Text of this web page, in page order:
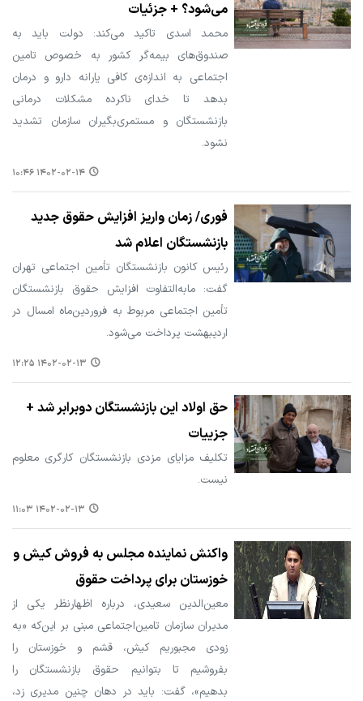
می‌شود؟ + جزئیات
محمد اسدی تاکید می‌کند: دولت باید به
صندوق‌های بیمه‌گر کشور به خصوص تامین
اجتماعی به اندازه‌ی کافی یارانه دارو و درمان
بدهد تا خدای ناکرده مشکلات درمانی
بازنشستگان و مستمری‌بگیران سازمان تشدید
نشود.
۱۴۰۲-۰۲-۱۴ ۱۰:۴۶
فوری/ زمان واریز افزایش حقوق جدید
بازنشستگان اعلام شد
رئیس کانون بازنشستگان تأمین اجتماعی تهران
گفت: مابه‌التفاوت افزایش حقوق بازنشستگان
تأمین اجتماعی مربوط به فروردین‌ماه امسال در
اردیبهشت‌ پرداخت می‌شود.
۱۴۰۲-۰۲-۱۳ ۱۲:۲۵
حق اولاد این بازنشستگان دوبرابر شد +
جزییات
تکلیف مزایای مزدی بازنشستگان کارگری معلوم
نیست.
۱۴۰۲-۰۲-۱۳ ۱۱:۰۳
واکنش نماینده مجلس به فروش کیش و
خوزستان برای پرداخت حقوق
معین‌الدین سعیدی، درباره اظهارنظر یکی از
مدیران سازمان تامین‌اجتماعی مبنی بر این‌که «به
زودی مجبوریم کیش، قشم و خوزستان را
بفروشیم تا بتوانیم حقوق بازنشستگان را
بدهیم»، گفت: باید در دهان چنین مدیری زد،